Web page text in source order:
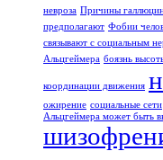
невроза Причины
предполагают Фобии
связывают с социальным
Альцгеймера боязнь
координации движения
ожирение социальные сети
Альцгеймера может быть